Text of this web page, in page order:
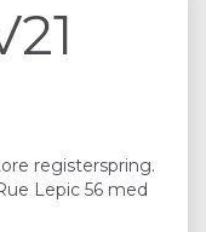
registerspring.
Lepic 56 med